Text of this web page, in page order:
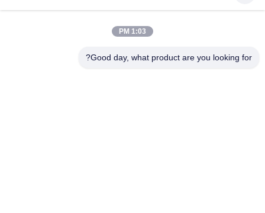
اتصال سريع
1:03 PM
Good day, what product are you looking for?